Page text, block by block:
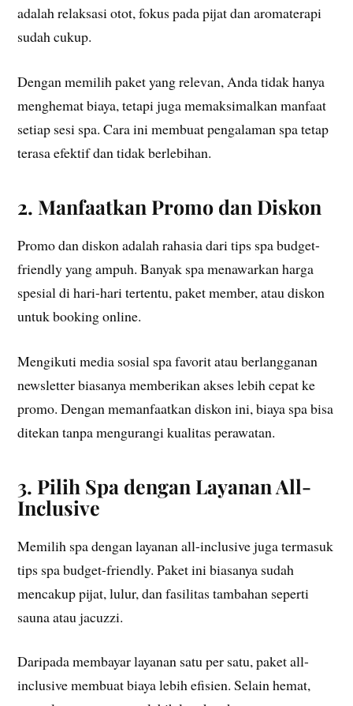
adalah relaksasi otot, fokus pada pijat dan aromaterapi
sudah cukup.
Dengan memilih paket yang relevan, Anda tidak hanya
menghemat biaya, tetapi juga memaksimalkan manfaat
setiap sesi spa. Cara ini membuat pengalaman spa tetap
terasa efektif dan tidak berlebihan.
2. Manfaatkan Promo dan Diskon
Promo dan diskon adalah rahasia dari tips spa budget-
friendly yang ampuh. Banyak spa menawarkan harga
spesial di hari-hari tertentu, paket member, atau diskon
untuk booking online.
Mengikuti media sosial spa favorit atau berlangganan
newsletter biasanya memberikan akses lebih cepat ke
promo. Dengan memanfaatkan diskon ini, biaya spa bisa
ditekan tanpa mengurangi kualitas perawatan.
3. Pilih Spa dengan Layanan All-
Inclusive
Memilih spa dengan layanan all-inclusive juga termasuk
tips spa budget-friendly. Paket ini biasanya sudah
mencakup pijat, lulur, dan fasilitas tambahan seperti
sauna atau jacuzzi.
Daripada membayar layanan satu per satu, paket all-
inclusive membuat biaya lebih efisien. Selain hemat,